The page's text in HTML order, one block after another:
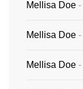
Mellisa Doe -
Mellisa Doe -
Mellisa Doe -